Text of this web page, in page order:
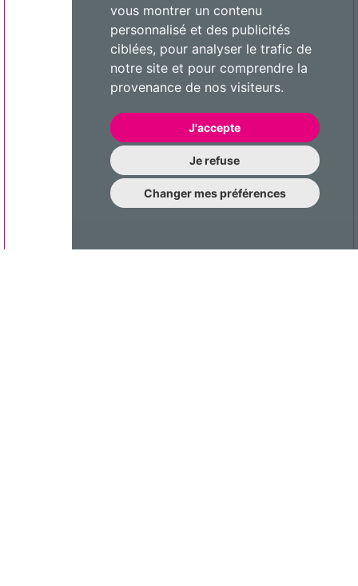
vous montrer un contenu
personnalisé et des publicités
ciblées, pour analyser le trafic de
notre site et pour comprendre la
provenance de nos visiteurs.
J'accepte
Je refuse
Changer mes préférences